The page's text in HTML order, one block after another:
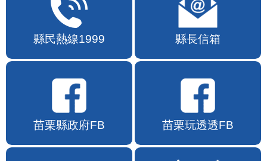
縣民熱線1999 縣長信箱
苗栗縣政府FB 苗栗玩透透FB